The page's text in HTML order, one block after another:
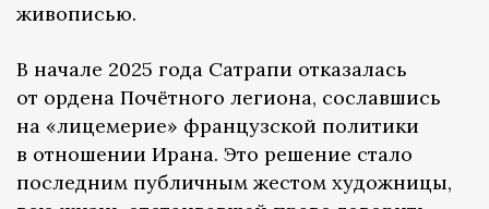
живописью.
В начале 2025 года Сатрапи отказалась
от ордена Почётного легиона, сославшись
на «лицемерие» французской политики
в отношении Ирана. Это решение стало
последним публичным жестом художницы,